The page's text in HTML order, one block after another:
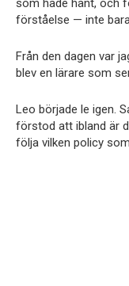
som hade hänt, och
förståelse — inte
Från den dagen var
blev en lärare som
Leo började le igen.
förstod att ibland är
följa vilken policy